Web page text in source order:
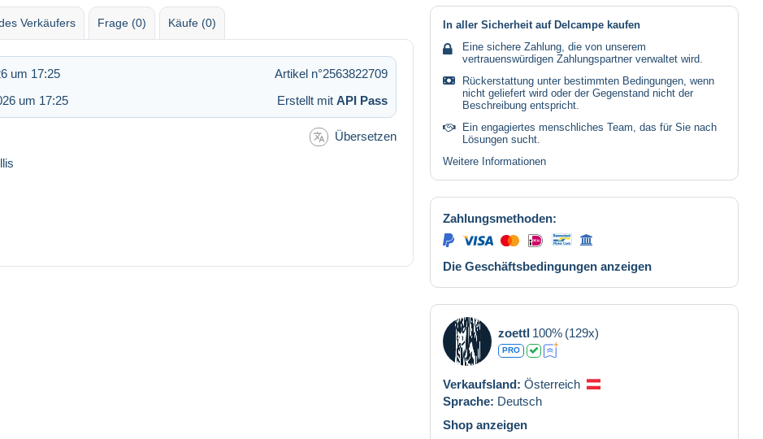
Verkäufers Frage (0) Käufe (0)
um 17:25
Artikel n°2563822709
um 17:25 Erstellt mit API Pass
Übersetzen
In aller Sicherheit auf Delcampe kaufen
Eine sichere Zahlung, die von unserem
vertrauenswürdigen Zahlungspartner verwaltet wird.
Rückerstattung unter bestimmten Bedingungen, wenn
nicht geliefert wird oder der Gegenstand nicht der
Beschreibung entspricht.
Ein engagiertes menschliches Team, das für Sie nach
Lösungen sucht.
Weitere Informationen
Zahlungsmethoden:
Die Geschäftsbedingungen anzeigen
zoettl 100% (129x)
PRO
Verkaufsland: Österreich
Sprache: Deutsch
Shop anzeigen